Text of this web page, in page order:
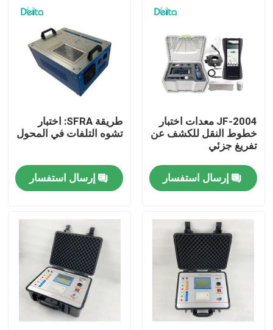
فيديوهات
معلومات عنا
جولة في المعمل
رقابة جودة
اطلب اقتباس
معدات الاختبار الكهربائية
معدات اختبار الحريق
JF-2004 معدات اختبار
خطوط النقل للكشف عن
تفريغ جزئي
إرسال استفسار
طريقة SFRA: اختبار
تشوه التلفات في المحول
إرسال استفسار